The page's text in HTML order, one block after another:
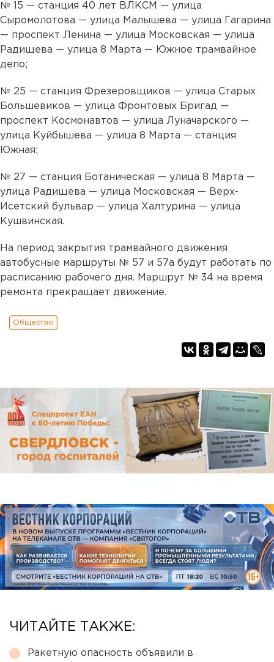
№ 15 — станция 40 лет ВЛКСМ — улица
Сыромолотова — улица Малышева — улица Гагарина
— проспект Ленина — улица Московская — улица
Радищева — улица 8 Марта — Южное трамвайное
депо;
№ 25 — станция Фрезеровщиков — улица Старых
Большевиков — улица Фронтовых Бригад —
проспект Космонавтов — улица Луначарского —
улица Куйбышева — улица 8 Марта — станция
Южная;
№ 27 — станция Ботаническая — улица 8 Марта —
улица Радищева — улица Московская — Верх-
Исетский бульвар — улица Халтурина — улица
Кушвинская.
На период закрытия трамвайного движения
автобусные маршруты № 57 и 57а будут работать по
расписанию рабочего дня. Маршрут № 34 на время
ремонта прекращает движение.
Общество
ЧИТАЙТЕ ТАКЖЕ:
Ракетную опасность объявили в